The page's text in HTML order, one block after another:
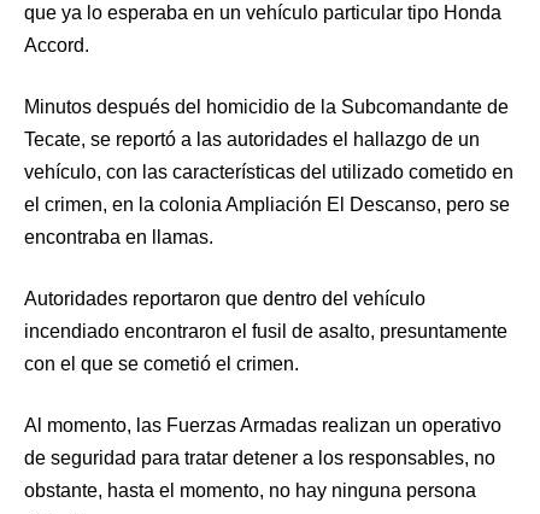
que ya lo esperaba en un vehículo particular tipo Honda
Accord.
Minutos después del homicidio de la Subcomandante de
Tecate, se reportó a las autoridades el hallazgo de un
vehículo, con las características del utilizado cometido en
el crimen, en la colonia Ampliación El Descanso, pero se
encontraba en llamas.
Autoridades reportaron que dentro del vehículo
incendiado encontraron el fusil de asalto, presuntamente
con el que se cometió el crimen.
Al momento, las Fuerzas Armadas realizan un operativo
de seguridad para tratar detener a los responsables, no
obstante, hasta el momento, no hay ninguna persona